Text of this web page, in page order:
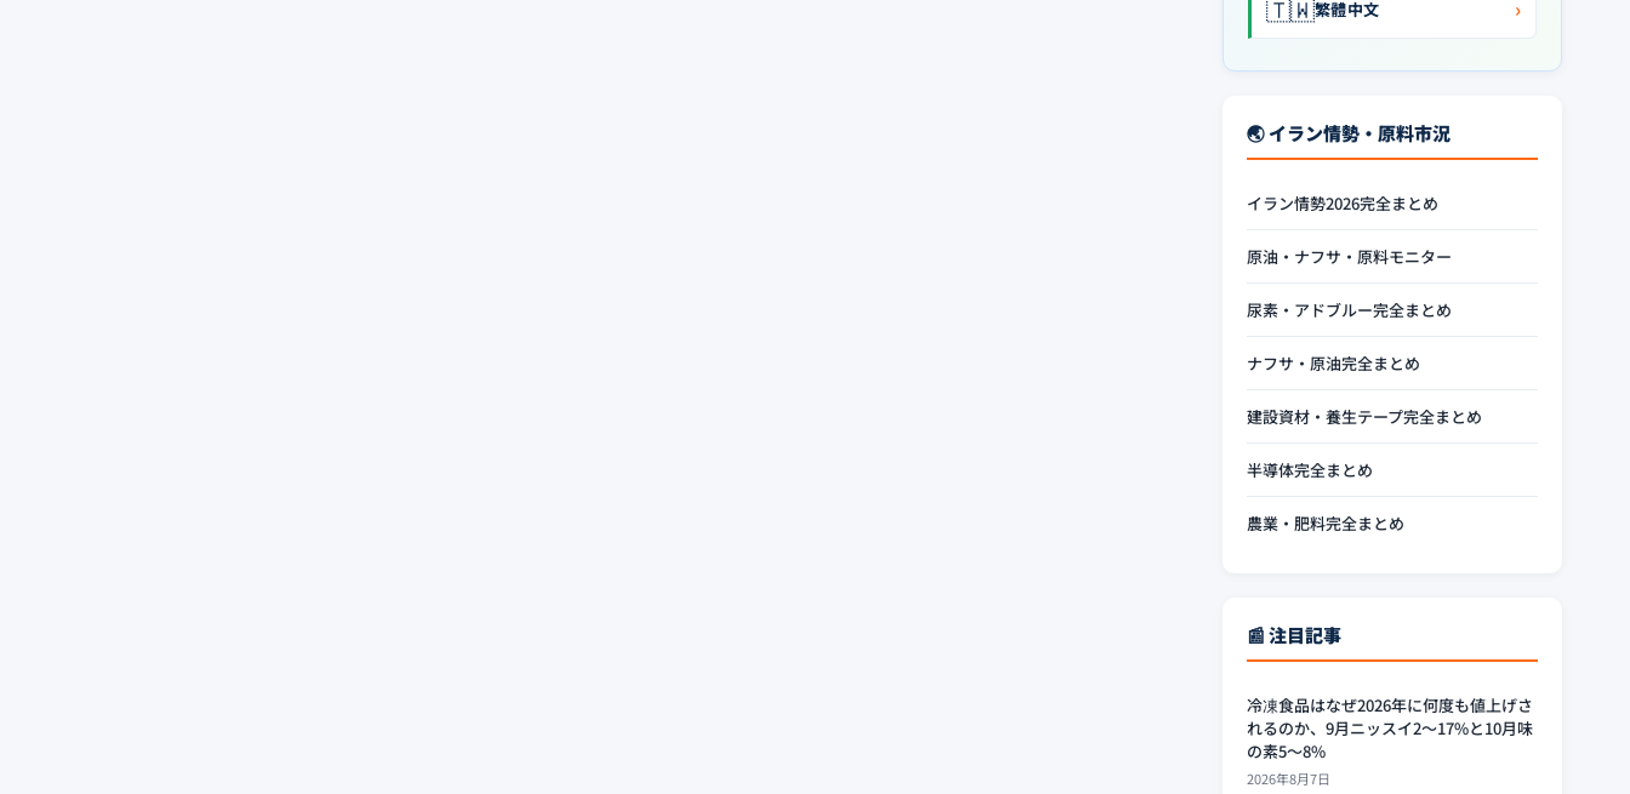
🇹🇼繁體中文 ›
🌏 イラン情勢・原料市況
イラン情勢2026完全まとめ
原油・ナフサ・原料モニター
尿素・アドブルー完全まとめ
ナフサ・原油完全まとめ
建設資材・養生テープ完全まとめ
半導体完全まとめ
農業・肥料完全まとめ
📰 注目記事
冷凍食品はなぜ2026年に何度も値上げさ
れるのか、9月ニッスイ2〜17%と10月味
の素5〜8%
2026年8月7日